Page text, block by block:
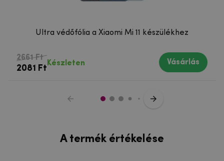
Ultra védőfólia a Xiaomi Mi 11 készülékhez
2661 Ft
2081 Ft
Készleten Vásárlás
A termék értékelése